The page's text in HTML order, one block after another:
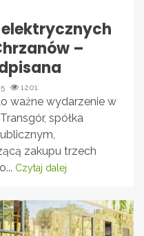
–
1201
ważne wydarzenie w
spółka
zakupu trzech
Czytaj dalej